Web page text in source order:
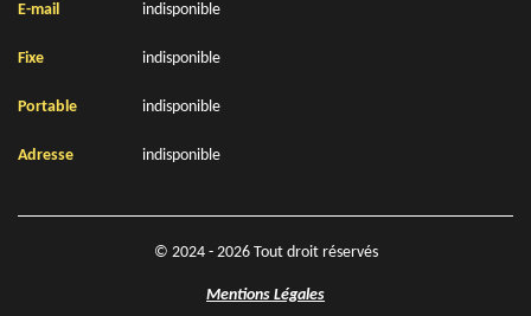
E-mail indisponible
Fixe indisponible
Portable indisponible
Adresse indisponible
© 2024 - 2026 Tout droit réservés
Mentions Légales